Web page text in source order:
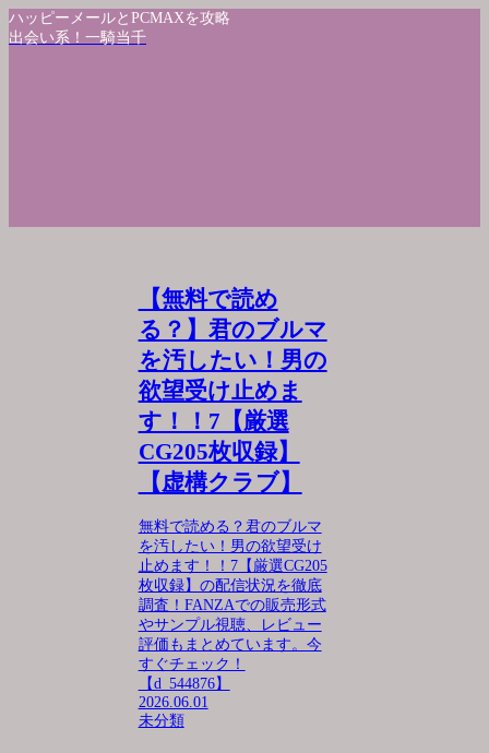
ハッピーメールとPCMAXを攻略
出会い系！一騎当千
【無料で読め
る？】君のブルマ
を汚したい！男の
欲望受け止めま
す！！7【厳選
CG205枚収録】
【虚構クラブ】
無料で読める？君のブルマ
を汚したい！男の欲望受け
止めます！！7【厳選CG205
枚収録】の配信状況を徹底
調査！FANZAでの販売形式
やサンプル視聴、レビュー
評価もまとめています。今
すぐチェック！
【d_544876】
2026.06.01
未分類